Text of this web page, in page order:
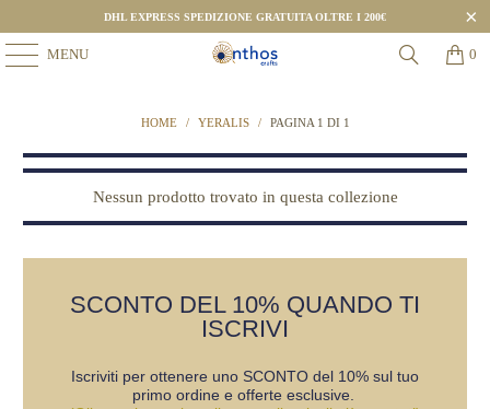
DHL EXPRESS SPEDIZIONE GRATUITA OLTRE I 200€
MENU 0
HOME / YERALIS / PAGINA 1 DI 1
Nessun prodotto trovato in questa collezione
SCONTO DEL 10% QUANDO TI
ISCRIVI
Iscriviti per ottenere uno SCONTO del 10% sul tuo
primo ordine e offerte esclusive.